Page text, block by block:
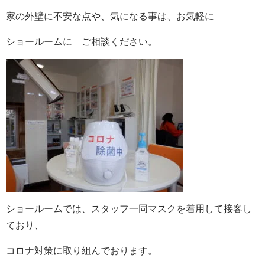
家の外壁に不安な点や、気になる事は、お気軽に
ショールームに ご相談ください。
ショールームでは、スタッフ一同マスクを着用して接客し
ており、
コロナ対策に取り組んでおります。